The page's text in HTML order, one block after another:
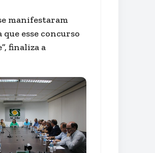
manifestaram
esse concurso
finaliza a